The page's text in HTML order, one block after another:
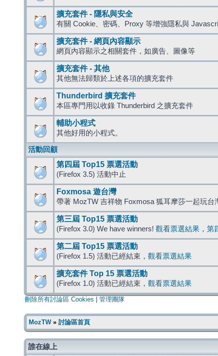
擴充套件 - 隱私與安全
有關 Cookie、密碼、Proxy 等增強隱私與
擴充套件 - 網頁內容顯示
網頁內容顯示之相關套件，如廣告、圖像等
擴充套件 - 其他
其他無法歸類於上述各項的擴充套件
Thunderbird 擴充套件
本區專門用以收錄 Thunderbird 之擴充套件
輔助小程式
其他好用的小程式。
活動回顧
第四屆 Top15 票選活動
(Firefox 3.5) 活動中止
Foxmosa 遊台灣
帶著 MozTW 吉祥物 Foxmosa 狐耳摩莎一起玩台
第三屆 Top15 票選活動
(Firefox 3.0) We have winners! 觀看票選結果 ， 第
第二屆 Top15 票選活動
(Firefox 1.5) 活動已經結束， 觀看票選結果
擴充套件 Top 15 票選活動
(Firefox 1.0) 活動已經結束， 觀看票選結果
刪除所有討論區 Cookies 管理團隊
MozTW» 討論區首頁
誰在線上